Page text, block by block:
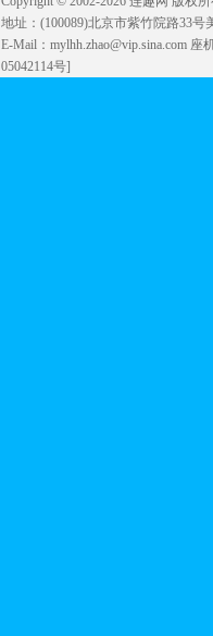
地址：(100089)北京市紫竹院路33号
E-Mail：mylhh.zhao@vip.sina.com
05042114号]